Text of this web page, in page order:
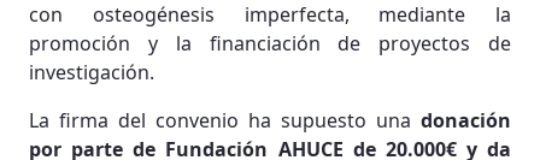
con osteogénesis imperfecta, mediante la
promoción y la financiación de proyectos de
investigación.
La firma del convenio ha supuesto una donación
por parte de Fundación AHUCE de 20.000€ y da